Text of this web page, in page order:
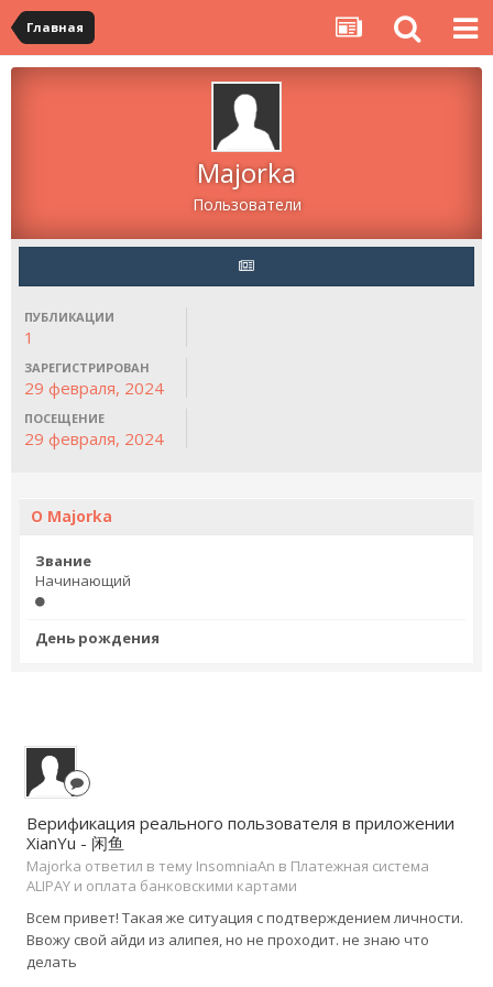
Главная
Majorka
Пользователи
ПУБЛИКАЦИИ
1
ЗАРЕГИСТРИРОВАН
29 февраля, 2024
ПОСЕЩЕНИЕ
29 февраля, 2024
О Majorka
Звание
Начинающий
День рождения
Верификация реального пользователя в приложении
XianYu - 闲鱼
Majorka ответил в тему InsomniaAn в Платежная система
ALIPAY и оплата банковскими картами
Всем привет! Такая же ситуация с подтверждением личности.
Ввожу свой айди из алипея, но не проходит. не знаю что
делать